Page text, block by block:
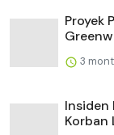
Proyek
3
Insiden
Korban